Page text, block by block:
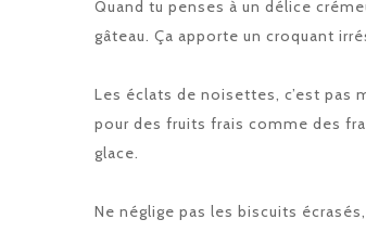
Quand tu penses à un délice
gâteau. Ça apporte un croquant
Les éclats de noisettes, c’est pas
pour des fruits frais comme des
glace.
Ne néglige pas les biscuits